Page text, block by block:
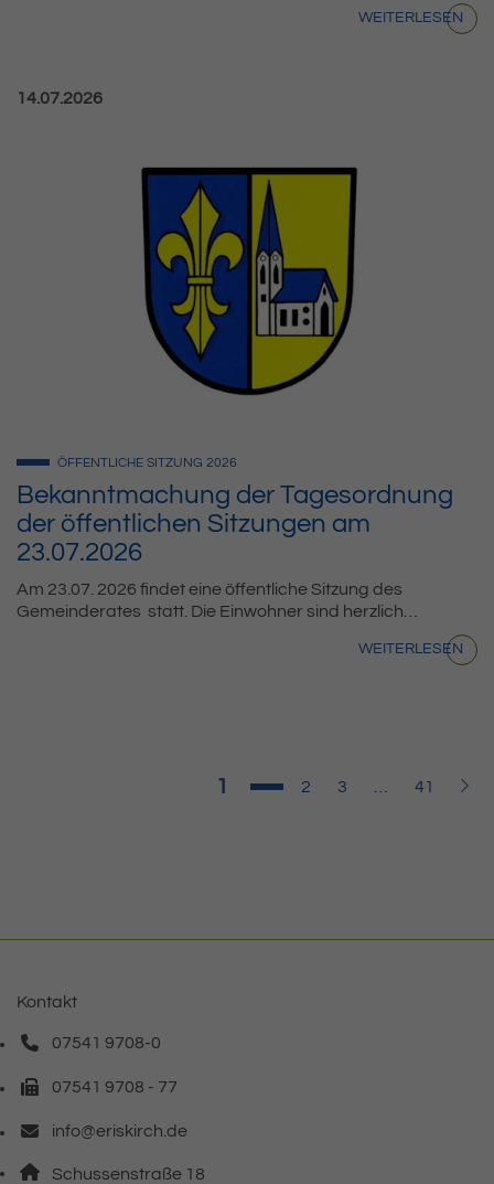
WEITERLESEN
Veröffentlicht am:
14.07.2026
Bekanntmachung der Tagesordnung
der öffentlichen Sitzungen am
23.07.2026
ÖFFENTLICHE SITZUNG 2026
Am 23.07. 2026 findet eine öffentliche Sitzung des
Gemeinderates statt. Die Einwohner sind herzlich…
WEITERLESEN
Seite
1 Seite
2 Seite
3 Seite
41
Kontakt
07541 9708-0
Telefonnummer: 0 7 5 4 1 9 7 0 8 0
07541 9708 - 77
Faxnummer: 0 7 5 4 1 9 7 0 8 7 7
info@eriskirch.de
E-Mail Adresse: info@eriskirch.de
Adresse:
Schussenstraße 18